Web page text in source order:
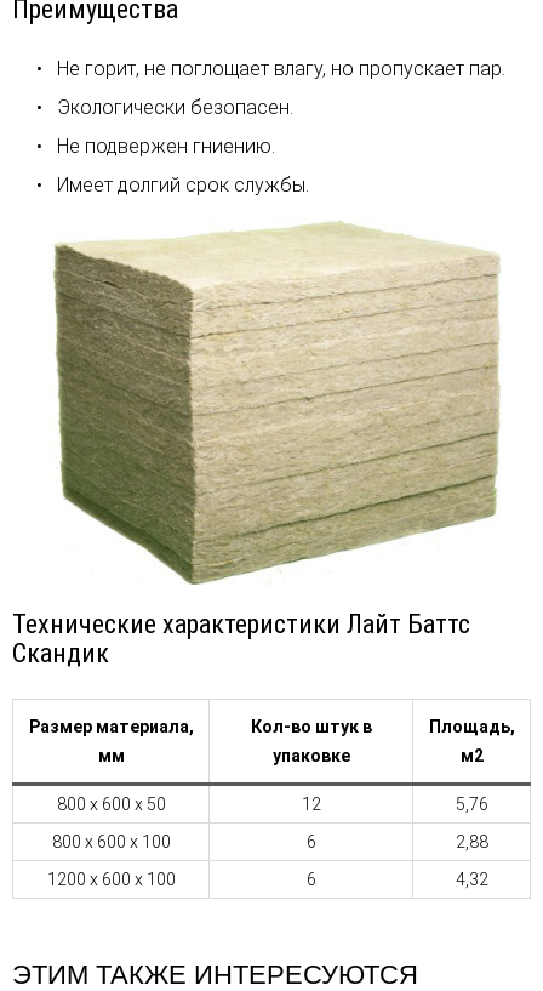
Преимущества
Не горит, не поглощает влагу, но пропускает пар.
Экологически безопасен.
Не подвержен гниению.
Имеет долгий срок службы.
Технические характеристики Лайт Баттс
Скандик
Размер материала,
мм
Кол-во штук в
упаковке
Площадь,
м2
800 х 600 х 50 12
5,76
800 х 600 х 100
6
2,88
1200 х 600 х 100
6 4,32
ЭТИМ ТАКЖЕ ИНТЕРЕСУЮТСЯ